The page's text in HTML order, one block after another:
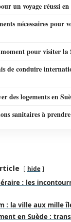
un voyage réussi en
nécessaires pour
pour visiter la
de conduire
des logements en
sanitaires à
hide
: les
: la ville aux mille
en Suède :